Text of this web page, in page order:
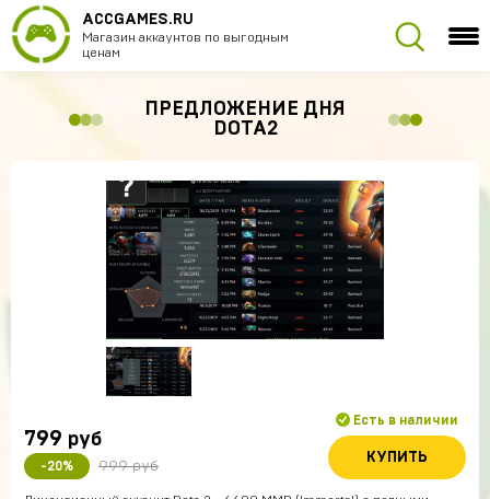
ACCGAMES.RU
Магазин аккаунтов по выгодным
ценам
ПРЕДЛОЖЕНИЕ ДНЯ
DOTA2
799 руб
-20% 999 руб
Есть в наличии
КУПИТЬ